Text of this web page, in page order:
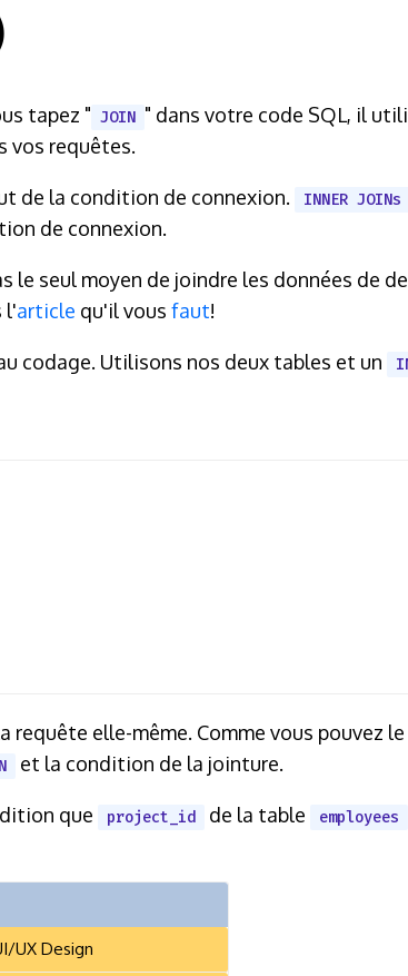
tapez " JOIN " dans votre code SQL, il
vos requêtes.
de la condition de connexion. INNER JOINs
de connexion.
le seul moyen de joindre les données de
l'article qu'il vous faut!
codage. Utilisons nos deux tables et un
elle-même. Comme vous pouvez
et la condition de la jointure.
que project_id de la table employees
UX Design